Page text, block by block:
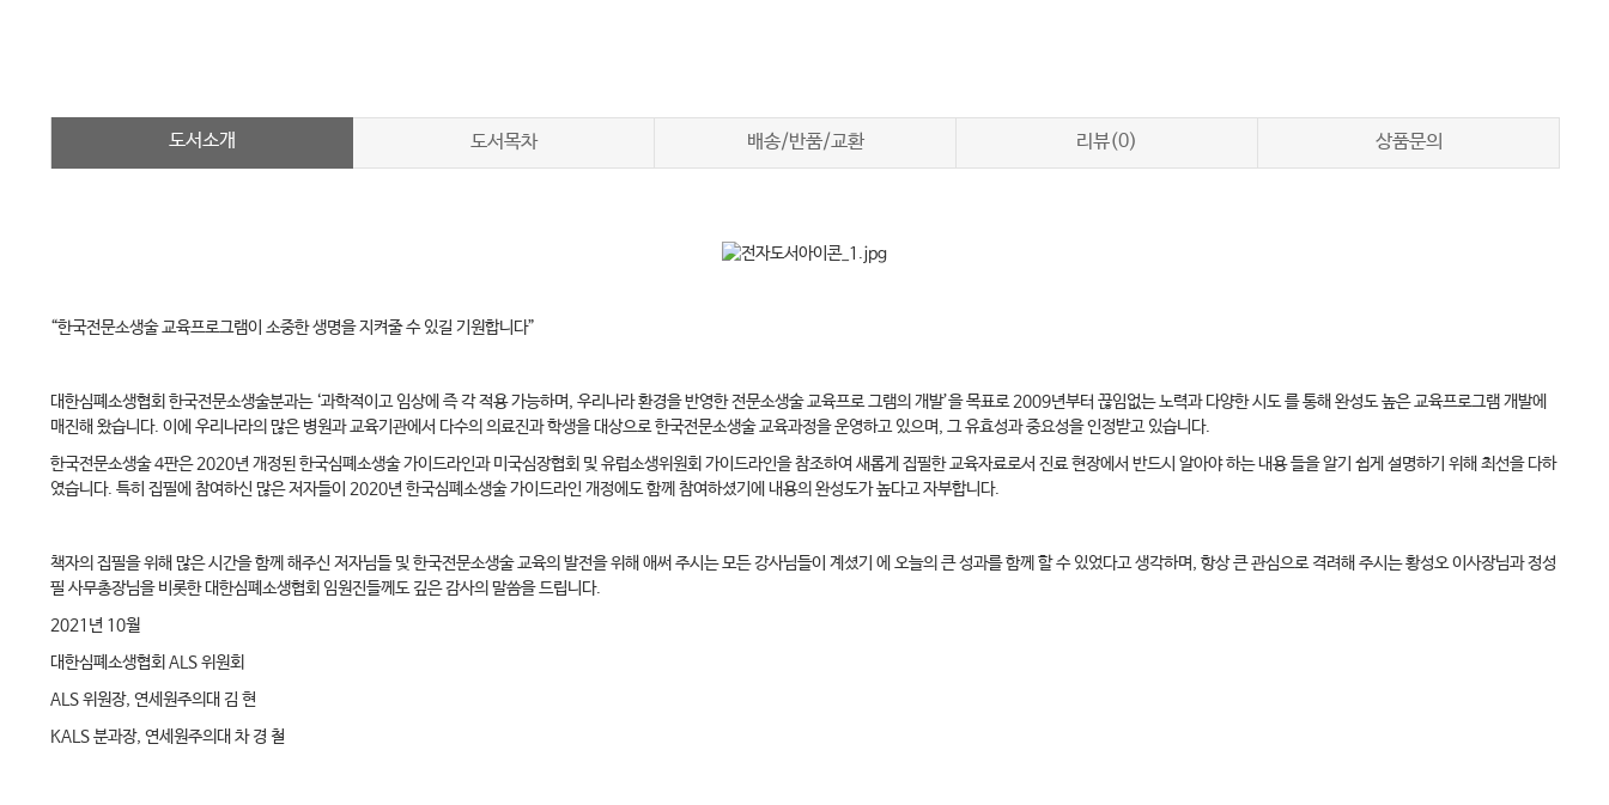
도서소개 도서목차 배송/반품/교환 리뷰(0) 상품문의
“한국전문소생술 교육프로그램이 소중한 생명을 지켜줄 수 있길 기원합니다”
대한심폐소생협회 한국전문소생술분과는 ‘과학적이고 임상에 즉 각 적용 가능하며, 우리나라 환경을 반영한 전문소생술 교육프로 그램의 개발’을 목표로 2009년부터 끊임없는 노력과 다양한 시도 를 통해 완성도 높은 교육프로그램 개발에
매진해 왔습니다. 이에 우리나라의 많은 병원과 교육기관에서 다수의 의료진과 학생을 대상으로 한국전문소생술 교육과정을 운영하고 있으며, 그 유효성과 중요성을 인정받고 있습니다.
한국전문소생술 4판은 2020년 개정된 한국심폐소생술 가이드라인과 미국심장협회 및 유럽소생위원회 가이드라인을 참조하여 새롭게 집필한 교육자료로서 진료 현장에서 반드시 알아야 하는 내용 들을 알기 쉽게 설명하기 위해 최선을 다하
였습니다. 특히 집필에 참여하신 많은 저자들이 2020년 한국심폐소생술 가이드라인 개정에도 함께 참여하셨기에 내용의 완성도가 높다고 자부합니다.
책자의 집필을 위해 많은 시간을 함께 해주신 저자님들 및 한국전문소생술 교육의 발전을 위해 애써 주시는 모든 강사님들이 계셨기 에 오늘의 큰 성과를 함께 할 수 있었다고 생각하며, 항상 큰 관심으로 격려해 주시는 황성오 이사장님과 정성
필 사무총장님을 비롯한 대한심폐소생협회 임원진들께도 깊은 감사의 말씀을 드립니다.
2021년 10월
대한심폐소생협회 ALS 위원회
ALS 위원장, 연세원주의대 김 현
KALS 분과장, 연세원주의대 차 경 철